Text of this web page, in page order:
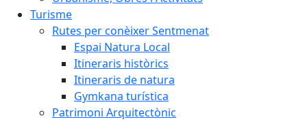
Turisme
Rutes per conèixer Sentmenat
Espai Natura Local
Itineraris històrics
Itineraris de natura
Gymkana turística
Patrimoni Arquitectònic